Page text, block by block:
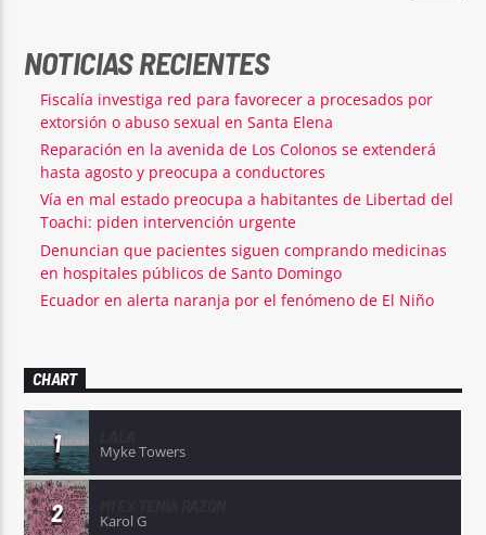
NOTICIAS RECIENTES
Fiscalía investiga red para favorecer a procesados por
extorsión o abuso sexual en Santa Elena
Reparación en la avenida de Los Colonos se extenderá
hasta agosto y preocupa a conductores
Vía en mal estado preocupa a habitantes de Libertad del
Toachi: piden intervención urgente
Denuncian que pacientes siguen comprando medicinas
en hospitales públicos de Santo Domingo
Ecuador en alerta naranja por el fenómeno de El Niño
CHART
1 Myke Towers
2 Karol G